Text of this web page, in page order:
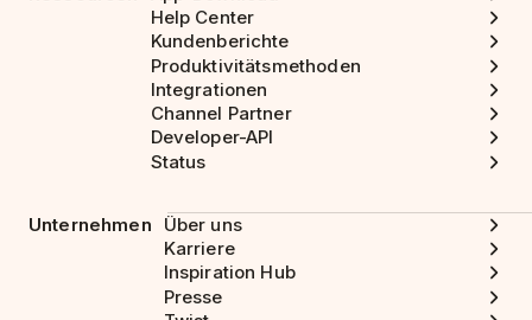
Help Center
Kundenberichte
Produktivitätsmethoden
Integrationen
Channel Partner
Developer-API
Status
Unternehmen
Über uns
Karriere
Inspiration Hub
Presse